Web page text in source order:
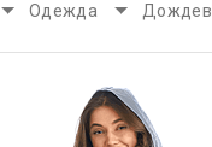
Одежда